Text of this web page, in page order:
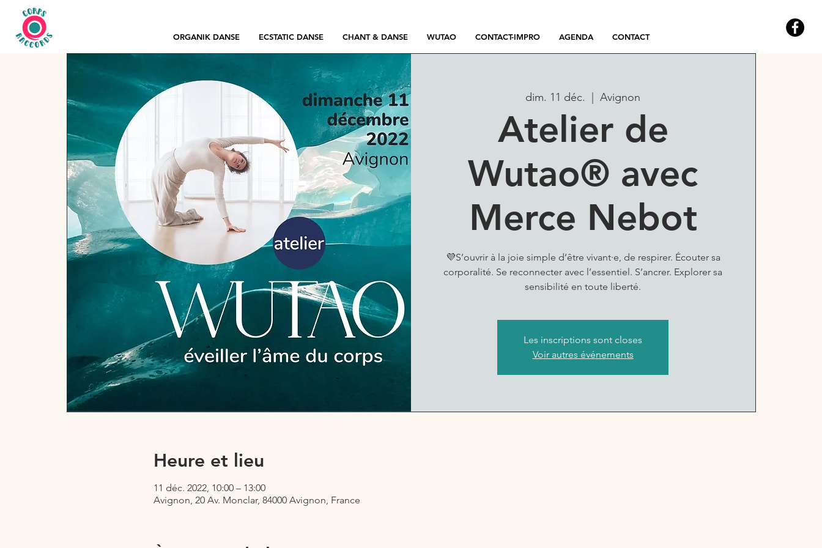
ORGANIK DANSE ECSTATIC DANSE CHANT & DANSE WUTAO CONTACT-IMPRO AGENDA CONTACT
dim. 11 déc.
  |
Avignon
Atelier de
Wutao® avec
Merce Nebot
💜S’ouvrir à la joie simple d’être vivant·e, de respirer. Écouter sa
corporalité. Se reconnecter avec l’essentiel. S’ancrer. Explorer sa
sensibilité en toute liberté.
Les inscriptions sont closes
Voir autres événements
Heure et lieu
11 déc. 2022, 10:00 – 13:00
Avignon, 20 Av. Monclar, 84000 Avignon, France